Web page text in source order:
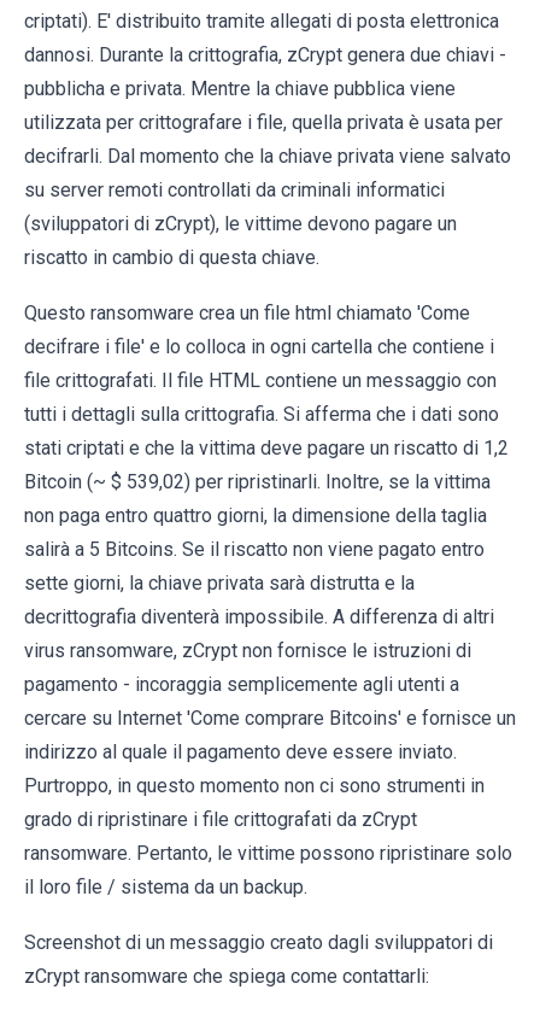
criptati). E' distribuito tramite allegati di posta elettronica
dannosi. Durante la crittografia, zCrypt genera due chiavi -
pubblicha e privata. Mentre la chiave pubblica viene
utilizzata per crittografare i file, quella privata è usata per
decifrarli. Dal momento che la chiave privata viene salvato
su server remoti controllati da criminali informatici
(sviluppatori di zCrypt), le vittime devono pagare un
riscatto in cambio di questa chiave.
Questo ransomware crea un file html chiamato 'Come
decifrare i file' e lo colloca in ogni cartella che contiene i
file crittografati. Il file HTML contiene un messaggio con
tutti i dettagli sulla crittografia. Si afferma che i dati sono
stati criptati e che la vittima deve pagare un riscatto di 1,2
Bitcoin (~ $ 539,02) per ripristinarli. Inoltre, se la vittima
non paga entro quattro giorni, la dimensione della taglia
salirà a 5 Bitcoins. Se il riscatto non viene pagato entro
sette giorni, la chiave privata sarà distrutta e la
decrittografia diventerà impossibile. A differenza di altri
virus ransomware, zCrypt non fornisce le istruzioni di
pagamento - incoraggia semplicemente agli utenti a
cercare su Internet 'Come comprare Bitcoins' e fornisce un
indirizzo al quale il pagamento deve essere inviato.
Purtroppo, in questo momento non ci sono strumenti in
grado di ripristinare i file crittografati da zCrypt
ransomware. Pertanto, le vittime possono ripristinare solo
il loro file / sistema da un backup.
Screenshot di un messaggio creato dagli sviluppatori di
zCrypt ransomware che spiega come contattarli: